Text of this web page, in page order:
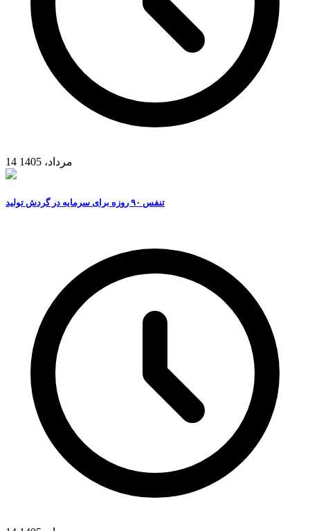
14 مرداد، 1405
تنفس ۹۰ روزه برای سرمایه در گردش تولید